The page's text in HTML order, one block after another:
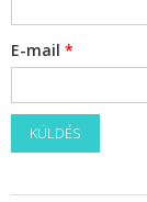
E-mail *